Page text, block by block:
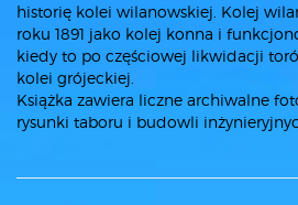
historię kolei wilanowskiej. Kolej
roku 1891 jako kolej konna i
kiedy to po częściowej likwidacji
kolei grójeckiej.
Książka zawiera liczne archiwalne
rysunki taboru i budowli